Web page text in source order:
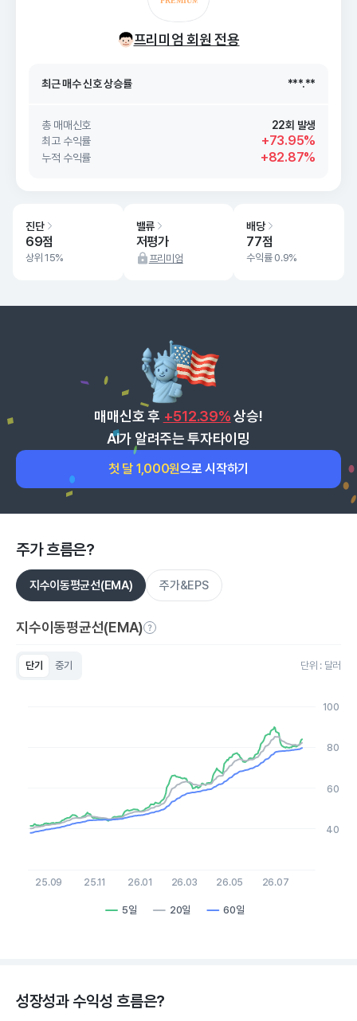
프리미엄 회원 전용
26. 08/08
최근 매수 신호 상승률 ***.**
최근 매수 신호 ***.**
총 매매신호
22회 발생
최고 수익률
+73.95%
누적 수익률 +82.87%
진단
69점
상위 15%
밸류
저평가
프리미엄
배당
77점
수익률 0.9%
매매신호 후 +512.39% 상승!
AI가 알려주는 투자타이밍
첫 달 1,000원으로 시작하기
주가 흐름은?
지수이동평균선(EMA) 주가&EPS
지수이동평균선(EMA)
단기 중기 단위 : 달러
The chart has 1 X axis displaying Time. Data ranges from
The chart has 1 Y axis displaying values. Data ranges from
5일 20일 60일
25.09 25.11 26.01 26.03 26.05 26.07
40
60
80
100
성장성과 수익성 흐름은?